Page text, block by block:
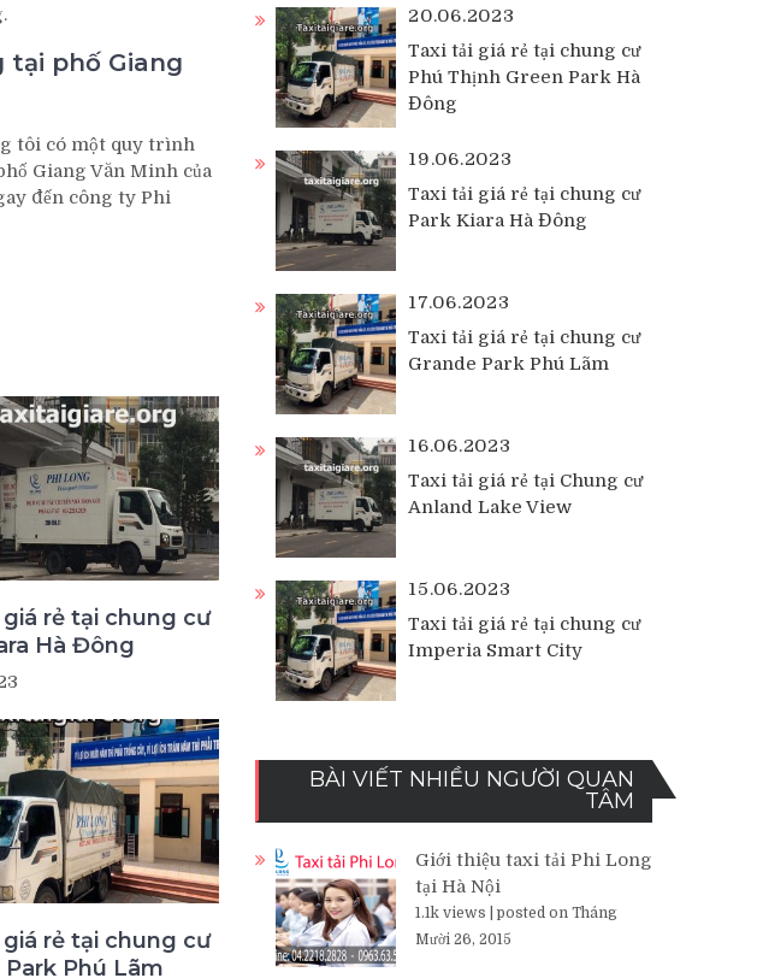
tại phố Giang
tôi có một quy trình
Giang Văn Minh của
đến công ty Phi
giá rẻ tại chung cư
Hà Đông
giá rẻ tại chung cư
Park Phú Lãm
20.06.2023
Taxi tải giá rẻ tại chung cư
Phú Thịnh Green Park Hà
Đông
19.06.2023
Taxi tải giá rẻ tại chung cư
Park Kiara Hà Đông
17.06.2023
Taxi tải giá rẻ tại chung cư
Grande Park Phú Lãm
16.06.2023
Taxi tải giá rẻ tại Chung cư
Anland Lake View
15.06.2023
Taxi tải giá rẻ tại chung cư
Imperia Smart City
BÀI VIẾT NHIỀU NGƯỜI QUAN
TÂM
Giới thiệu taxi tải Phi Long
tại Hà Nội
1.1k views
posted on Tháng
Mười 26, 2015